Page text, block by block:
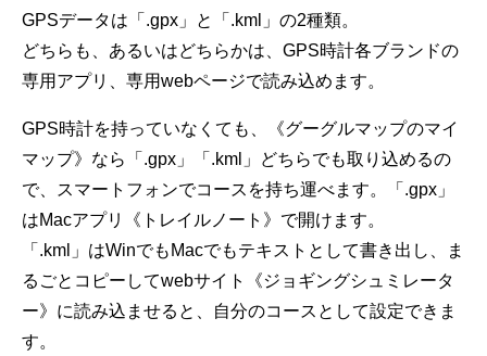
GPSデータは「.gpx」と「.kml」の2種類。
どちらも、あるいはどちらかは、GPS時計各ブランドの
専用アプリ、専用webページで読み込めます。
GPS時計を持っていなくても、《グーグルマップのマイ
マップ》なら「.gpx」「.kml」どちらでも取り込めるの
で、スマートフォンでコースを持ち運べます。「.gpx」
はMacアプリ《トレイルノート》で開けます。
「.kml」はWinでもMacでもテキストとして書き出し、ま
るごとコピーしてwebサイト《ジョギングシュミレータ
ー》に読み込ませると、自分のコースとして設定できま
す。